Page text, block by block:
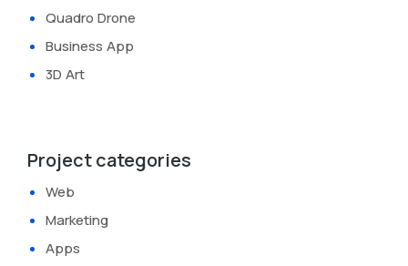
Quadro Drone
Business App
3D Art
Project categories
Web
Marketing
Apps